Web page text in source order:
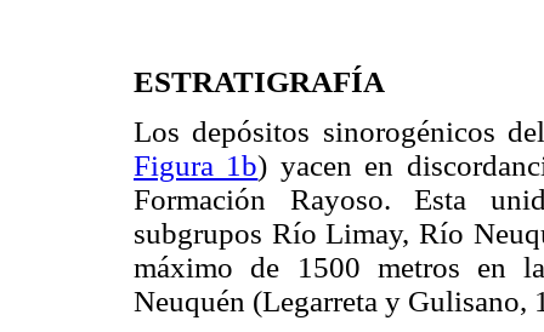
ESTRATIGRAFÍA
Los depósitos sinorogénicos
Figura 1b) yacen en
Formación Rayoso. Esta
subgrupos Río Limay, Río
máximo de 1500 metros en
Neuquén (Legarreta y Gulisano,